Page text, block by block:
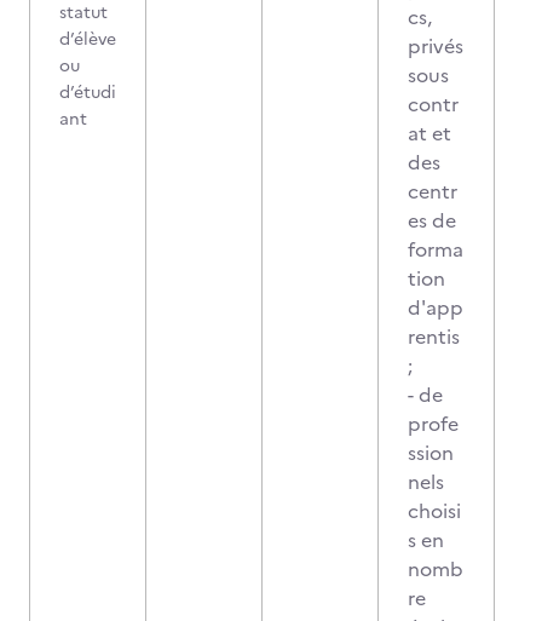
statut
d’élève
ou
d’étudi
ant
cs,
privés
sous
contr
at et
des
centr
es de
forma
tion
d'app
rentis
;
- de
profe
ssion
nels
choisi
s en
nomb
re